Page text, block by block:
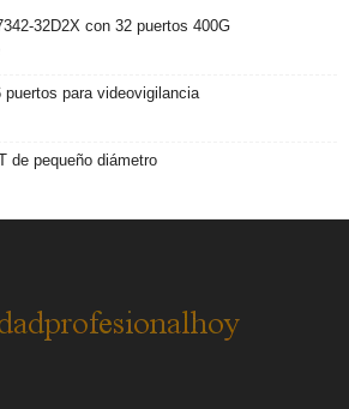
32D2X con 32 puertos 400G
para videovigilancia
de pequeño diámetro